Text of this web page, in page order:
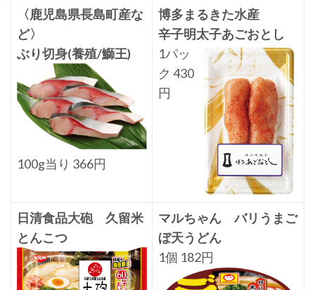
〈鹿児島県長島町産な
ど〉
ぶり切身(養殖/鰤王)
100g当り 366円
博多まるきた水産
辛子明太子あごおとし
1パッ
ク 430
円
日清食品大砲 久留米
とんこつ
マルちゃん バリうまご
ぼ天うどん
1個 182円